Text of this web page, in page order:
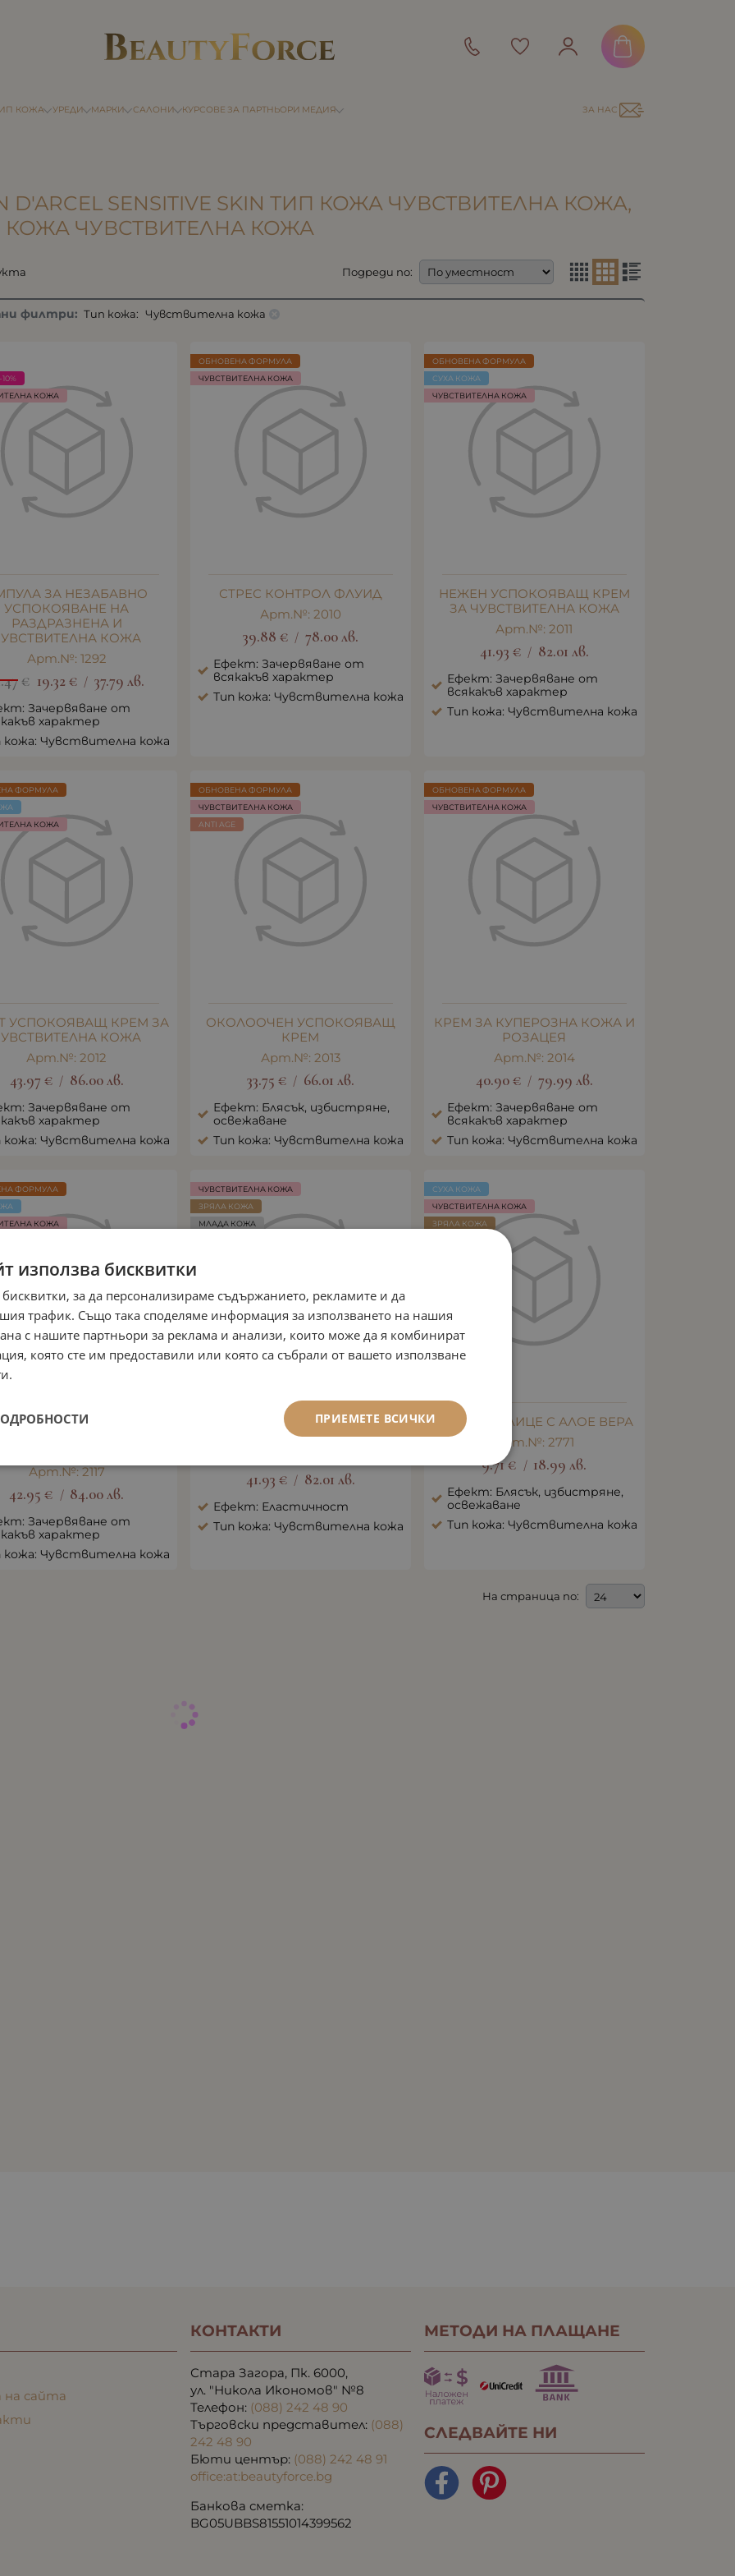
КОЖА УРЕДИ МАРКИ САЛОНИ КУРСОВЕ ЗА ПАРТНЬОРИ МЕДИЯ ЗА НАС
D'ARCEL SENSITIVE SKIN ТИП КОЖА ЧУВСТВИТЕЛНА КОЖА,
КОЖА ЧУВСТВИТЕЛНА КОЖА
Подреди по:
филтри: Тип кожа: Чувствителна кожа
ЗА НЕЗАБАВНО
УСПОКОЯВАНЕ НА
РАЗДРАЗНЕНА И
КОЖА
Арт.№: 1292
€ 19.32€ / 37.79 лв.
Зачервяване от
характер
кожа: Чувствителна кожа
КОЖА
СТРЕС КОНТРОЛ ФЛУИД
Арт.№: 2010
39.88 € / 78.00лв.
Ефект: Зачервяване от
всякакъв характер
Тип кожа: Чувствителна кожа
ОБНОВЕНА ФОРМУЛА
ЧУВСТВИТЕЛНА КОЖА
НЕЖЕН УСПОКОЯВАЩ КРЕМ
ЗА ЧУВСТВИТЕЛНА КОЖА
Арт.№: 2011
41.93 € / 82.01 лв.
Ефект: Зачервяване от
всякакъв характер
Тип кожа: Чувствителна кожа
ОБНОВЕНА ФОРМУЛА
СУХА КОЖА
ЧУВСТВИТЕЛНА КОЖА
УСПОКОЯВАЩ КРЕМ ЗА
КОЖА
Арт.№: 2012
43.97 € / 86.00лв.
Зачервяване от
характер
кожа: Чувствителна кожа
ФОРМУЛА
КОЖА
ОКОЛООЧЕН УСПОКОЯВАЩ
КРЕМ
Арт.№: 2013
33.75 € / 66.01 лв.
Ефект: Блясък, избистряне,
освежаване
Тип кожа: Чувствителна кожа
ОБНОВЕНА ФОРМУЛА
ЧУВСТВИТЕЛНА КОЖА
ANTI AGE
КРЕМ ЗА КУПЕРОЗНА КОЖА И
РОЗАЦЕЯ
Арт.№: 2014
40.90€ / 79.99 лв.
Ефект: Зачервяване от
всякакъв характер
Тип кожа: Чувствителна кожа
ОБНОВЕНА ФОРМУЛА
ЧУВСТВИТЕЛНА КОЖА
ФЛУИД ЗА
Арт.№: 2117
42.95 € / 84.00 лв.
Зачервяване от
характер
кожа: Чувствителна кожа
ФОРМУЛА
КОЖА
СЛЪНЦЕЗАЩИТЕН КРЕМ ЗА
ЧУВСТВИТЕЛНА КОЖА SPF 30
41.93 € / 82.01 лв.
Ефект: Еластичност
Тип кожа: Чувствителна кожа
ЧУВСТВИТЕЛНА КОЖА
ЗРЯЛА КОЖА
МЛАДА КОЖА
МАСКА ЗА ЛИЦЕ С АЛОЕ ВЕРА
Арт.№: 2771
9.71€ / 18.99 лв.
Ефект: Блясък, избистряне,
освежаване
Тип кожа: Чувствителна кожа
СУХА КОЖА
ЧУВСТВИТЕЛНА КОЖА
ЗРЯЛА КОЖА
На страница по:
на сайта
КОНТАКТИ
Стара Загора, Пк. 6000,
ул. "Никола Икономов" №8
Телефон: (088) 242 48 90
Търговски представител: (088)
242 48 90
Бюти център: (088) 242 48 91
office:at:beautyforce.bg
Банкова сметка:
BG05UBBS81551014399562
МЕТОДИ НА ПЛАЩАНЕ
СЛЕДВАЙТЕ НИ
използва бисквитки
за да персонализираме съдържанието, рекламите и да
трафик. Също така споделяме информация за използването на нашия
с нашите партньори за реклама и анализи, които може да я комбинират
която сте им предоставили или която са събрали от вашето използване
ПРИЕМЕТЕ ВСИЧКИ